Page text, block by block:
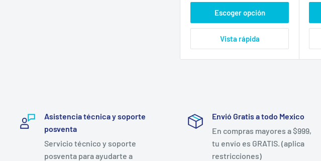
Escoger opción
Vista rápida
Asistencia técnica y soporte
posventa
Servicio técnico y soporte
posventa para ayudarte a
Envió Gratis a todo Mexico
En compras mayores a $999,
tu envío es GRATIS. (aplica
restricciones)